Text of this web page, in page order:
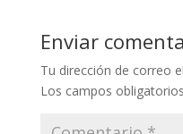
Enviar
Tu dirección de correo
Los campos